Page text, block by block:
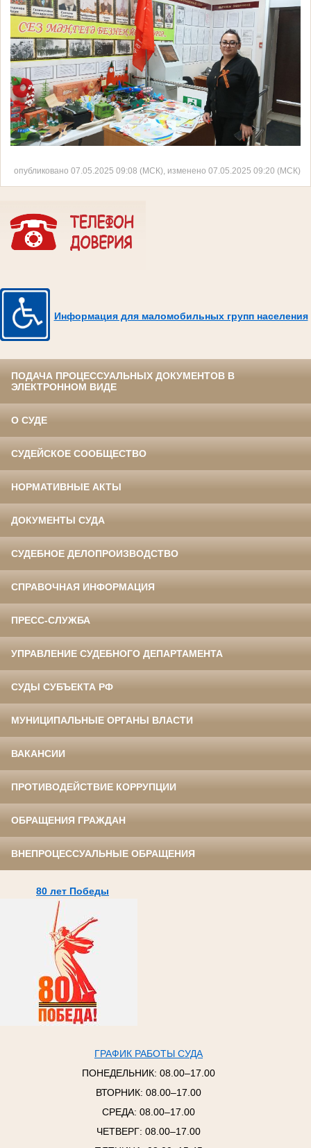
опубликовано 07.05.2025 09:08 (МСК), изменено 07.05.2025 09:20 (МСК)
Информация для маломобильных групп населения
ПОДАЧА ПРОЦЕССУАЛЬНЫХ ДОКУМЕНТОВ В
ЭЛЕКТРОННОМ ВИДЕ
О СУДЕ
СУДЕЙСКОЕ СООБЩЕСТВО
НОРМАТИВНЫЕ АКТЫ
ДОКУМЕНТЫ СУДА
СУДЕБНОЕ ДЕЛОПРОИЗВОДСТВО
СПРАВОЧНАЯ ИНФОРМАЦИЯ
ПРЕСС-СЛУЖБА
УПРАВЛЕНИЕ СУДЕБНОГО ДЕПАРТАМЕНТА
СУДЫ СУБЪЕКТА РФ
МУНИЦИПАЛЬНЫЕ ОРГАНЫ ВЛАСТИ
ВАКАНСИИ
ПРОТИВОДЕЙСТВИЕ КОРРУПЦИИ
ОБРАЩЕНИЯ ГРАЖДАН
ВНЕПРОЦЕССУАЛЬНЫЕ ОБРАЩЕНИЯ
80 лет Победы
ГРАФИК РАБОТЫ СУДА
ПОНЕДЕЛЬНИК: 08.00–17.00
ВТОРНИК: 08.00–17.00
СРЕДА: 08.00–17.00
ЧЕТВЕРГ: 08.00–17.00